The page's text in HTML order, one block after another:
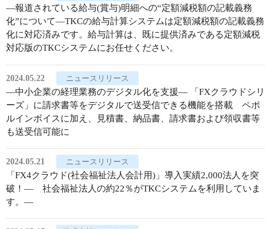
―報道されている給与(賞与)明細への“定額減税額の記載義務
化”について―TKCの給与計算システムは定額減税額の記載義務
化に対応済みです。給与計算は、既に提供済みである定額減税
対応版のTKCシステムにお任せください。
2024.05.22 ニュースリリース
―中小企業の経理業務のデジタル化を支援― 「FXクラウドシリ
ーズ」に請求書等をデジタルで送受信できる機能を搭載 ペポ
ルインボイスに加え、見積書、納品書、請求書および領収書等
も送受信可能に
2024.05.21 ニュースリリース
「FX4クラウド(社会福祉法人会計用)」導入実績2,000法人を突
破！― 社会福祉法人の約22％がTKCシステムを利用していま
す。―